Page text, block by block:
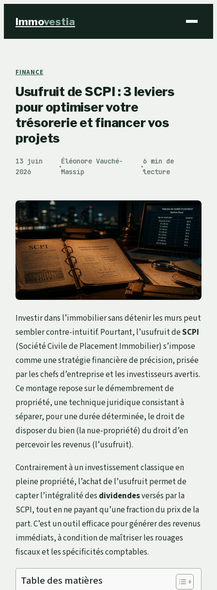
Immovestia
Immobilier
Business
Éducation & Emploi
FINANCE
Usufruit de SCPI : 3 leviers
pour optimiser votre
trésorerie et financer vos
projets
13 juin
2026
·
Éléonore Vauché-
Massip
·
6 min de
lecture
Investir dans l’immobilier sans détenir les murs peut
sembler contre-intuitif. Pourtant, l’usufruit deSCPI
(Société Civile de Placement Immobilier) s’impose
comme une stratégie financière de précision, prisée
par les chefs d’entreprise et les investisseurs avertis.
Ce montage repose sur le démembrement de
propriété, une technique juridique consistant à
séparer, pour une durée déterminée, le droit de
disposer du bien (la nue-propriété) du droit d’en
percevoir les revenus (l’usufruit).
Contrairement à un investissement classique en
pleine propriété, l’achat de l’usufruit permet de
capter l’intégralité des dividendesversés par la
SCPI, tout en ne payant qu’une fraction du prix de la
part. C’est un outil efficace pour générer des revenus
immédiats, à condition de maîtriser les rouages
fiscaux et les spécificités comptables.
Table des matières